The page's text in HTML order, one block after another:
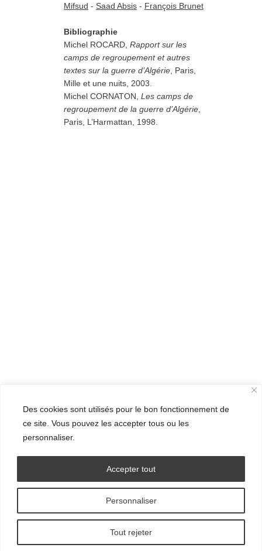
Des cookies sont utilisés pour le bon fonctionnement de
ce site. Vous pouvez les accepter tous ou les
personnaliser.
Personnaliser
Tout rejeter
Accepter tout
Mifsud - Saad Absis - François Brunet
Bibliographie
Michel ROCARD, Rapport sur les
camps de regroupement et autres
textes sur la guerre d’Algérie , Paris,
Mille et une nuits, 2003.
Michel CORNATON, Les camps de
regroupement de la guerre d’Algérie
Paris, L’Harmattan, 1998.
© Grand Ensemble - 2016.